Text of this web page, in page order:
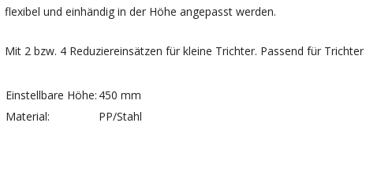
flexibel und einhändig in der Höhe angepasst werden.
Mit 2 bzw. 4 Reduziereinsätzen für kleine Trichter. Passend für
Einstellbare Höhe: 450 mm
Material:
PP/Stahl